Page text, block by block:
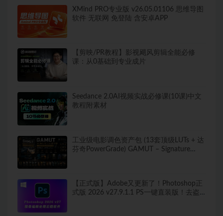
XMind PRO专业版 v26.05.01106 思维导图
软件 无联网 免登陆 含安卓APP
【剪映/PR教程】影视飓风剪辑全能必修
课：从0基础到专业成片
Seedance 2.0AI视频实战必修课(10课)中文
教程附素材
工业级电影调色资产包 (13套顶级LUTs + 达
芬奇PowerGrade) GAMUT – Signature
【正式版】Adobe又更新了！Photoshop正
式版 2026 v27.9.1.1 PS一键直装版！去盗